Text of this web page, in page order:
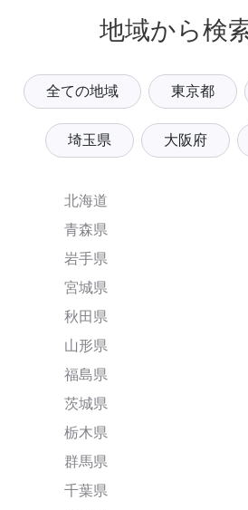
地域から検
全ての地域 東京都
埼玉県 大阪府
北海道
青森県
岩手県
宮城県
秋田県
山形県
福島県
茨城県
栃木県
群馬県
千葉県